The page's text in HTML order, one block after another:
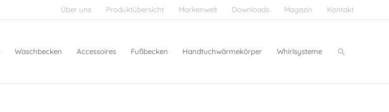
Über uns Produktübersicht Markenwelt Downloads Magazin Kontakt
Waschbecken Accessoires Fußbecken Handtuchwärmekörper Whirlsysteme Suchen